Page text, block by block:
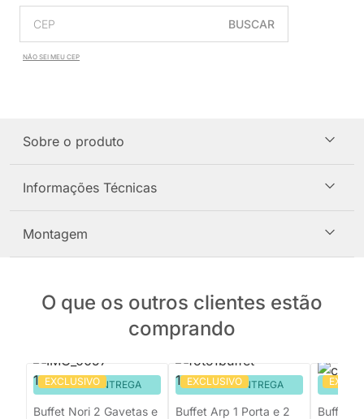
BUSCAR
NÃO SEI MEU CEP
Sobre o produto
Informações Técnicas
Montagem
O que os outros clientes estão
comprando
EXCLUSIVO
PRONTA ENTREGA
Buffet Nori 2 Gavetas e
EXCLUSIVO
PRONTA ENTREGA
Buffet Arp 1 Porta e 2
Buffet